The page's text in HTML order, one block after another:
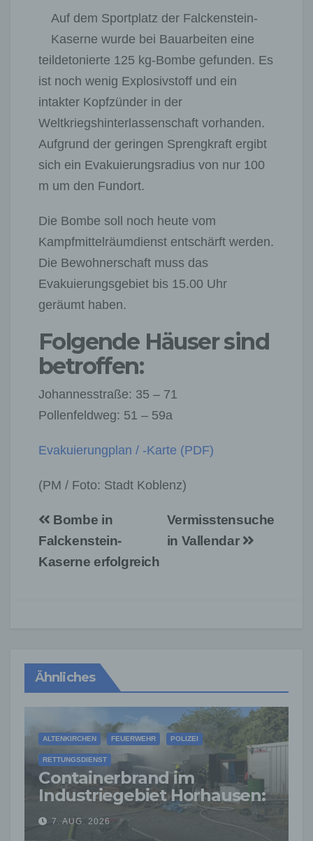
Auf dem Sportplatz der Falckenstein-
Kaserne wurde bei Bauarbeiten eine
teildetonierte 125 kg-Bombe gefunden. Es
ist noch wenig Explosivstoff und ein
intakter Kopfzünder in der
Weltkriegshinterlassenschaft vorhanden.
Aufgrund der geringen Sprengkraft ergibt
sich ein Evakuierungsradius von nur 100
m um den Fundort.
Die Bombe soll noch heute vom
Kampfmittelräumdienst entschärft werden.
Die Bewohnerschaft muss das
Evakuierungsgebiet bis 15.00 Uhr
geräumt haben.
Folgende Häuser sind
betroffen:
Johannesstraße: 35 – 71
Pollenfeldweg: 51 – 59a
Evakuierungplan / -Karte (PDF)
(PM / Foto: Stadt Koblenz)
Beitragsnavigation
Vermisstensuche
in Vallendar
Bombe in
Falckenstein-
Kaserne erfolgreich
Ähnliches
ALTENKIRCHEN FEUERWEHR POLIZEI
RETTUNGSDIENST
Containerbrand im
Industriegebiet Horhausen:
Feuerwehr verhindert
weitere Ausbreitung
7. AUG. 2026